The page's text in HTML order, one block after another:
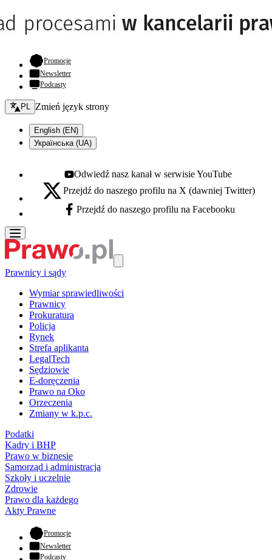
Promocje- otwiera się w nowej karcie
Newsletter
Podcasty
Zmień język - bieżący:
PL Zmień język strony
English (EN)
Українська (UA)
Youtube - otwiera się w nowej karcie
Odwiedź nasz kanał w serwisie YouTube
X - otwiera się w nowej karcie
Przejdź do naszego profilu na X (dawniej Twitter)
Facebook - otwiera się w nowej karcie
Przejdź do naszego profilu na Facebooku
Prawnicy i sądy
Wymiar sprawiedliwości
Prawnicy
Prokuratura
Policja
Rynek
Strefa aplikanta
LegalTech
Sędziowie
E-doręczenia
Prawo na Oko
Orzeczenia
Zmiany w k.p.c.
Podatki
Kadry i BHP
Prawo w biznesie
Samorząd i administracja
Szkoły i uczelnie
Zdrowie
Prawo dla każdego
Akty Prawne
Promocje- otwiera się w nowej karcie
Newsletter
Podcasty